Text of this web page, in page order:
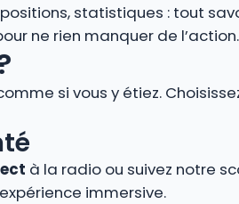
statistiques : tout
ne rien manquer de l’action.
si vous y étiez.
à la radio ou suivez notre
immersive.